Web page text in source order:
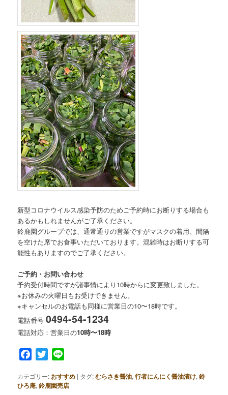
新型コロナウイルス感染予防のためご予約時にお断りする場合も
あるかもしれませんがご了承ください。
鈴鹿園グループでは、通常通りの営業ですがマスクの着用、間隔
を空けた席でお食事いただいております。混雑時はお断りする可
能性もありますのでご了承ください。
ご予約・お問い合わせ
予約受付時間ですが諸事情により10時からに変更致しました。
※お休みの火曜日もお受けできません。
※キャンセルのお電話も同様に営業日の10〜18時です。
電話番号0494-54-1234
電話対応：営業日の10時〜18時
Facebook
Twitter
カテゴリー: おすすめ | タグ:むらさき醤油,行者にんにく醤油漬け,鈴
ひろ庵,鈴鹿園売店